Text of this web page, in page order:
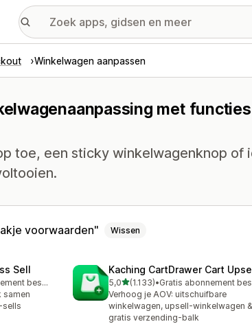
Winkelwagen aanpassen
met
toe, een sticky winkelwagenknop of
voorwaarden Wissen
Sell
Gratis abonnement beschikbaar
samen
sells
Kaching CartDrawer Cart
5,0van 5 sterren
(1.133)
1133 recensies in totaal
•
Verhoog je AOV: uitschuifbare
winkelwagen, upsell-winkelwagen &
gratis verzending-balk